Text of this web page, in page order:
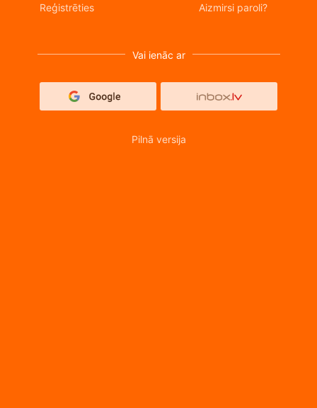
Reģistrēties Aizmirsi paroli?
Vai ienāc ar
Pilnā versija